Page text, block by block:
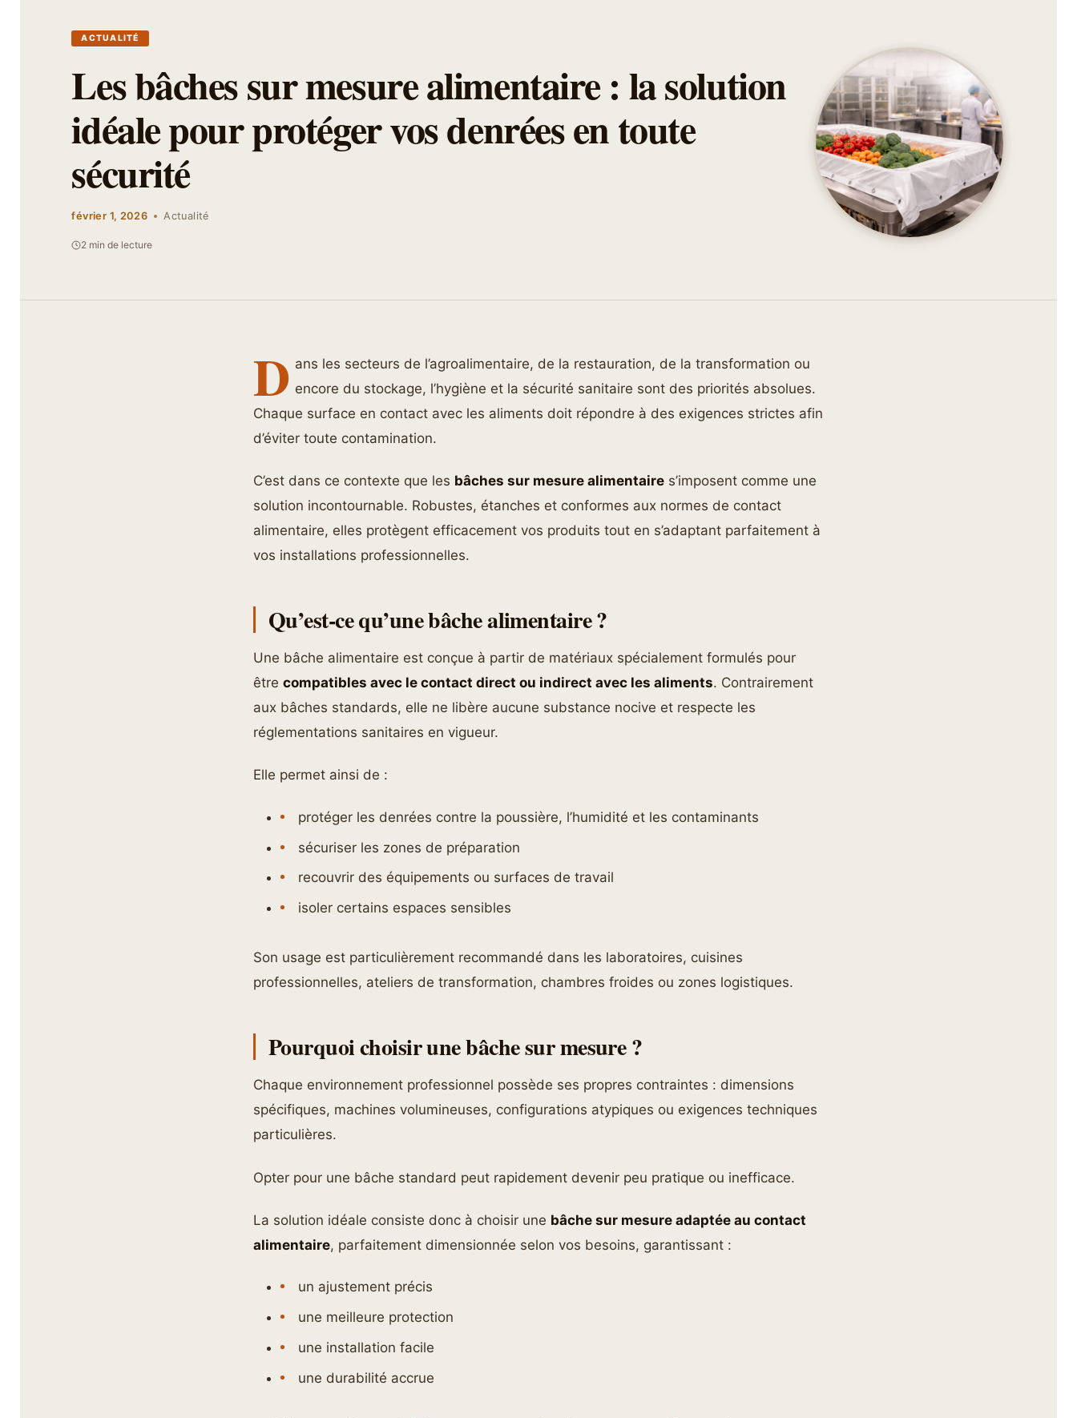
ACTUALITÉ
Les bâches sur mesure alimentaire : la solution
idéale pour protéger vos denrées en toute
sécurité
février 1, 2026 Actualité
2 min de lecture
D ans les secteurs de l’agroalimentaire, de la restauration, de la transformation ou
encore du stockage, l’hygiène et la sécurité sanitaire sont des priorités absolues.
Chaque surface en contact avec les aliments doit répondre à des exigences strictes afin
d’éviter toute contamination.
C’est dans ce contexte que les bâches sur mesure alimentaire s’imposent comme une
solution incontournable. Robustes, étanches et conformes aux normes de contact
alimentaire, elles protègent efficacement vos produits tout en s’adaptant parfaitement à
vos installations professionnelles.
Qu’est-ce qu’une bâche alimentaire ?
Une bâche alimentaire est conçue à partir de matériaux spécialement formulés pour
être compatibles avec le contact direct ou indirect avec les aliments. Contrairement
aux bâches standards, elle ne libère aucune substance nocive et respecte les
réglementations sanitaires en vigueur.
Elle permet ainsi de :
protéger les denrées contre la poussière, l’humidité et les contaminants
sécuriser les zones de préparation
recouvrir des équipements ou surfaces de travail
isoler certains espaces sensibles
Son usage est particulièrement recommandé dans les laboratoires, cuisines
professionnelles, ateliers de transformation, chambres froides ou zones logistiques.
Pourquoi choisir une bâche sur mesure ?
Chaque environnement professionnel possède ses propres contraintes : dimensions
spécifiques, machines volumineuses, configurations atypiques ou exigences techniques
particulières.
Opter pour une bâche standard peut rapidement devenir peu pratique ou inefficace.
La solution idéale consiste donc à choisir une bâche sur mesure adaptée au contact
alimentaire, parfaitement dimensionnée selon vos besoins, garantissant :
un ajustement précis
une meilleure protection
une installation facile
une durabilité accrue